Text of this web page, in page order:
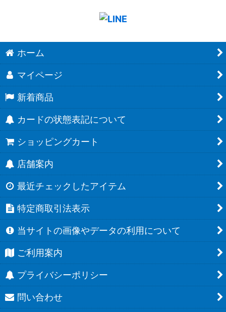
ホーム
マイページ
新着商品
カードの状態表記について
ショッピングカート
店舗案内
最近チェックしたアイテム
特定商取引法表示
当サイトの画像やデータの利用について
ご利用案内
プライバシーポリシー
問い合わせ